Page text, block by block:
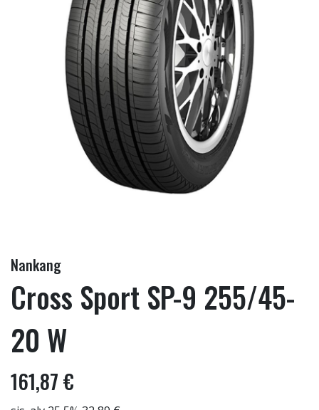
Nankang
Cross Sport SP-9 255/45-
20 W
161,87 €